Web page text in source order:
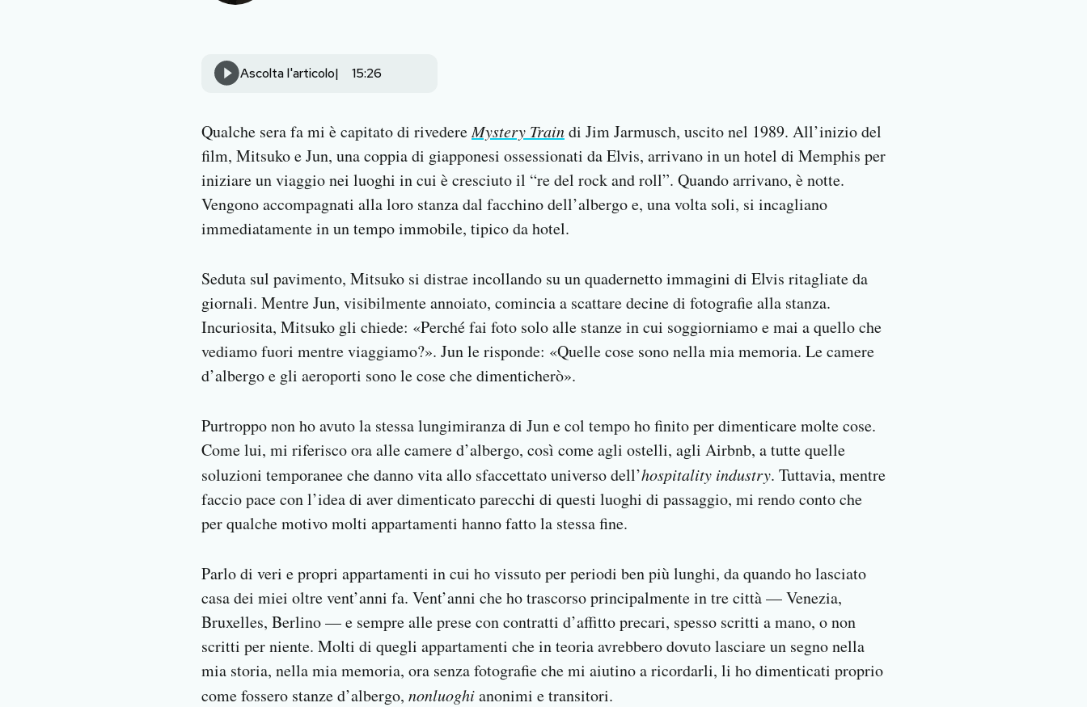
Ascolta l'articolo 15:26
Qualche sera fa mi è capitato di rivedereMystery Traindi Jim Jarmusch, uscito nel 1989. All’inizio del
film, Mitsuko e Jun, una coppia di giapponesi ossessionati da Elvis, arrivano in un hotel di Memphis per
iniziare un viaggio nei luoghi in cui è cresciuto il “re del rock and roll”. Quando arrivano, è notte.
Vengono accompagnati alla loro stanza dal facchino dell’albergo e, una volta soli, si incagliano
immediatamente in un tempo immobile, tipico da hotel.
Seduta sul pavimento, Mitsuko si distrae incollando su un quadernetto immagini di Elvis ritagliate da
giornali. Mentre Jun, visibilmente annoiato, comincia a scattare decine di fotografie alla stanza.
Incuriosita, Mitsuko gli chiede: «Perché fai foto solo alle stanze in cui soggiorniamo e mai a quello che
vediamo fuori mentre viaggiamo?». Jun le risponde: «Quelle cose sono nella mia memoria. Le camere
d’albergo e gli aeroporti sono le cose che dimenticherò».
Purtroppo non ho avuto la stessa lungimiranza di Jun e col tempo ho finito per dimenticare molte cose.
Come lui, mi riferisco ora alle camere d’albergo, così come agli ostelli, agli Airbnb, a tutte quelle
soluzioni temporanee che danno vita allo sfaccettato universo dell’hospitality industry. Tuttavia, mentre
faccio pace con l’idea di aver dimenticato parecchi di questi luoghi di passaggio, mi rendo conto che
per qualche motivo molti appartamenti hanno fatto la stessa fine.
Parlo di veri e propri appartamenti in cui ho vissuto per periodi ben più lunghi, da quando ho lasciato
casa dei miei oltre vent’anni fa. Vent’anni che ho trascorso principalmente in tre città — Venezia,
Bruxelles, Berlino — e sempre alle prese con contratti d’affitto precari, spesso scritti a mano, o non
scritti per niente. Molti di quegli appartamenti che in teoria avrebbero dovuto lasciare un segno nella
mia storia, nella mia memoria, ora senza fotografie che mi aiutino a ricordarli, li ho dimenticati proprio
come fossero stanze d’albergo, nonluoghianonimi e transitori.